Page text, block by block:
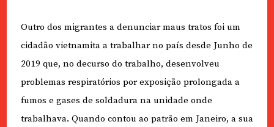
Outro dos migrantes a denunciar maus tratos foi um
cidadão vietnamita a trabalhar no país desde Junho de
2019 que, no decurso do trabalho, desenvolveu
problemas respiratórios por exposição prolongada a
fumos e gases de soldadura na unidade onde
trabalhava. Quando contou ao patrão em Janeiro, a sua